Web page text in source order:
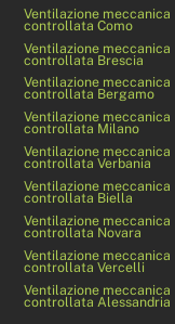
Ventilazione meccanica
controllata Como
Ventilazione meccanica
controllata Brescia
Ventilazione meccanica
controllata Bergamo
Ventilazione meccanica
controllata Milano
Ventilazione meccanica
controllata Verbania
Ventilazione meccanica
controllata Biella
Ventilazione meccanica
controllata Novara
Ventilazione meccanica
controllata Vercelli
Ventilazione meccanica
controllata Alessandria